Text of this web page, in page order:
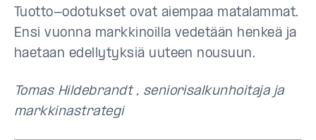
Tuotto-odotukset ovat aiempaa matalammat.
Ensi vuonna markkinoilla vedetään henkeä ja
haetaan edellytyksiä uuteen nousuun.
Tomas Hildebrandt , seniorisalkunhoitaja ja
markkinastrategi